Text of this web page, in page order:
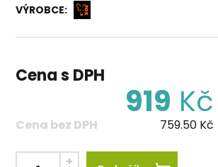
VÝROBCE:
Cena s DPH
919 Kč
Cena bez DPH 759.50 Kč